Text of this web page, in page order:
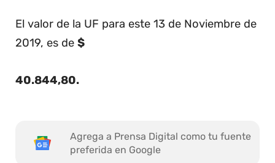
El valor de la UF para este 13 de Noviembre de
2019, es de $
40.844,80.
Agrega a Prensa Digital como tu fuente
preferida en Google